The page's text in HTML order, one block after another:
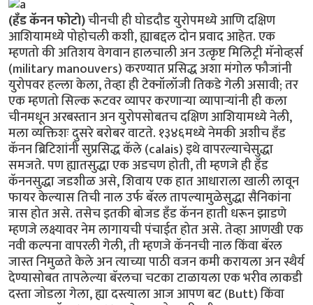
(हँड कॅनन फोटो)चीनची ही घोडदौड युरोपमध्ये आणि दक्षिण
आशियामध्ये पोहोचली कशी, ह्याबद्दल दोन प्रवाद आहेत. एक
म्हणतो की अतिशय वेगवान हालचाली अन उत्कृष्ट मिलिट्री मॅनोव्हर्स
(military manouvers) करण्यात प्रसिद्ध अशा मंगोल फौजांनी
युरोपवर हल्ला केला, तेव्हा ही टेक्नॉलॉजी तिकडे गेली असावी; तर
एक म्हणतो सिल्क रूटवर व्यापर करणार्‍या व्यापार्‍यांनी ही कला
चीनमधून अरबस्तान अन युरोपसोबतच दक्षिण आशियामध्ये नेली,
मला व्यक्तिशः दुसरे बरोबर वाटते. १३४६मध्ये नेमकी अशीच हँड
कॅनन ब्रिटिशांनी सुप्रसिद्ध कॅले (calais) इथे वापरल्याचेसुद्धा
समजते. पण ह्यातसुद्धा एक अडचण होती, ती म्हणजे ही हँड
कॅननसुद्धा जडशीळ असे, शिवाय एक हात आधाराला खाली लावून
फायर केल्यास तिची नाल उर्फ बॅरल तापल्यामुळेसुद्धा सैनिकांना
त्रास होत असे. तसेच इतकी बोजड हँड कॅनन हाती धरून झाडणे
म्हणजे लक्ष्यावर नेम लागायची पंचाईत होत असे. तेव्हा आणखी एक
नवी कल्पना वापरली गेली, ती म्हणजे कॅननची नाल किंवा बॅरल
जास्त निमुळते केले अन त्याच्या पाठी वजन कमी करायला अन स्थैर्य
देण्यासोबत तापलेल्या बॅरलचा चटका टाळायला एक भरीव लाकडी
दस्ता जोडला गेला, ह्या दस्त्याला आज आपण बट (Butt) किंवा